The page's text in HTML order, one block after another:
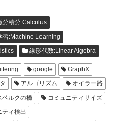
分積分:Calculus
習:Machine Learning
線形代数:Linear Algebra
google
GraphX
アルゴリズム
オイラー路
ベルクの橋
コミュニティサイズ
ティ検出